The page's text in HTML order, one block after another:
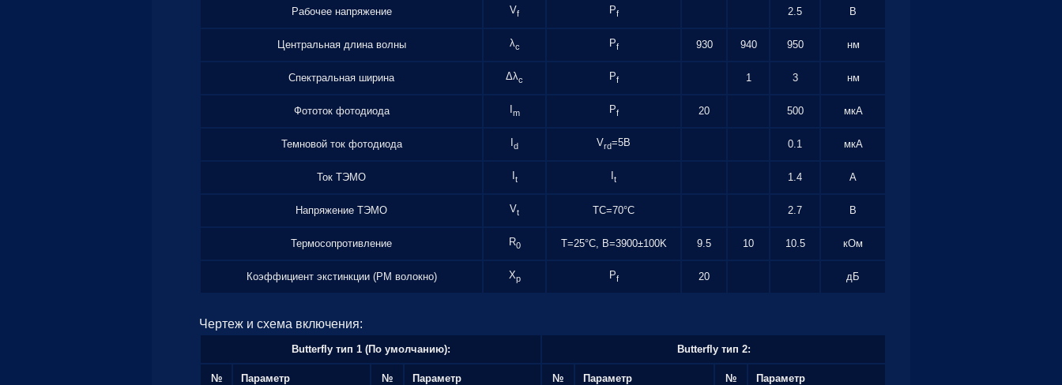
Рабочее напряжение Vf Pf 2.5 В
Центральная длина волны λc Pf 930 940 950 нм
Спектральная ширина Δλc Pf 1 3 нм
Фототок фотодиода m Pf 20 500 мкА
Темновой ток фотодиода d Vrd=5В 0.1 мкА
Ток ТЭМО t t 1.4 А
Напряжение ТЭМО Vt TC=70°C 2.7 В
Термосопротивление R0 T=25°С, B=3900±100K 9.5 10 10.5 кОм
Коэффициент экстинкции (PM волокно) Xp Pf 20 дБ
Чертеж и схема включения:
Butterfly тип 1 (По умолчанию): Butterfly тип 2:
№ Параметр № Параметр № Параметр № Параметр